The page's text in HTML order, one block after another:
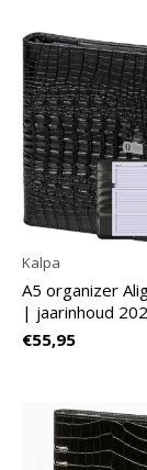
Kalpa
A5 organizer
| jaarinhoud
€55,95